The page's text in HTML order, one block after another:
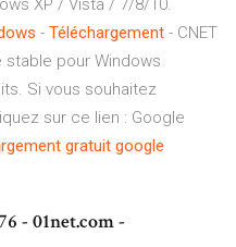
XP / Vista / 7/8/10.
- Téléchargement - CNET
stable pour Windows
Si vous souhaitez
sur ce lien : Google
gratuit google
- 01net.com -